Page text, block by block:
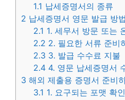
1.1 납세증명서의 종류
2 납세증명서 영문 발급 방법
2.1 1. 세무서 방문 또는
2.2 2. 필요한 서류 준비
2.3 3. 발급 수수료 지불
2.4 4. 영문 납세증명서
3 해외 제출용 증명서 준비
3.1 1. 요구되는 포맷 확인